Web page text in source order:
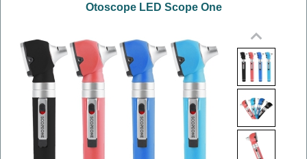
Otoscope LED Scope One